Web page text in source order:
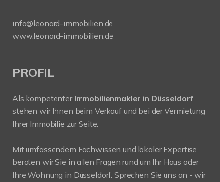
info@leonard-immobilien.de
www.leonard-immobilien.de
PROFIL
Als kompetenter Immobilienmakler in Düsseldorf
stehen wir Ihnen beim Verkauf und bei der Vermietung
Ihrer Immobilie zur Seite.
Mit umfassendem Fachwissen und lokaler Expertise
beraten wir Sie in allen Fragen rund um Ihr Haus oder
Ihre Wohnung in Düsseldorf. Sprechen Sie uns an - wir